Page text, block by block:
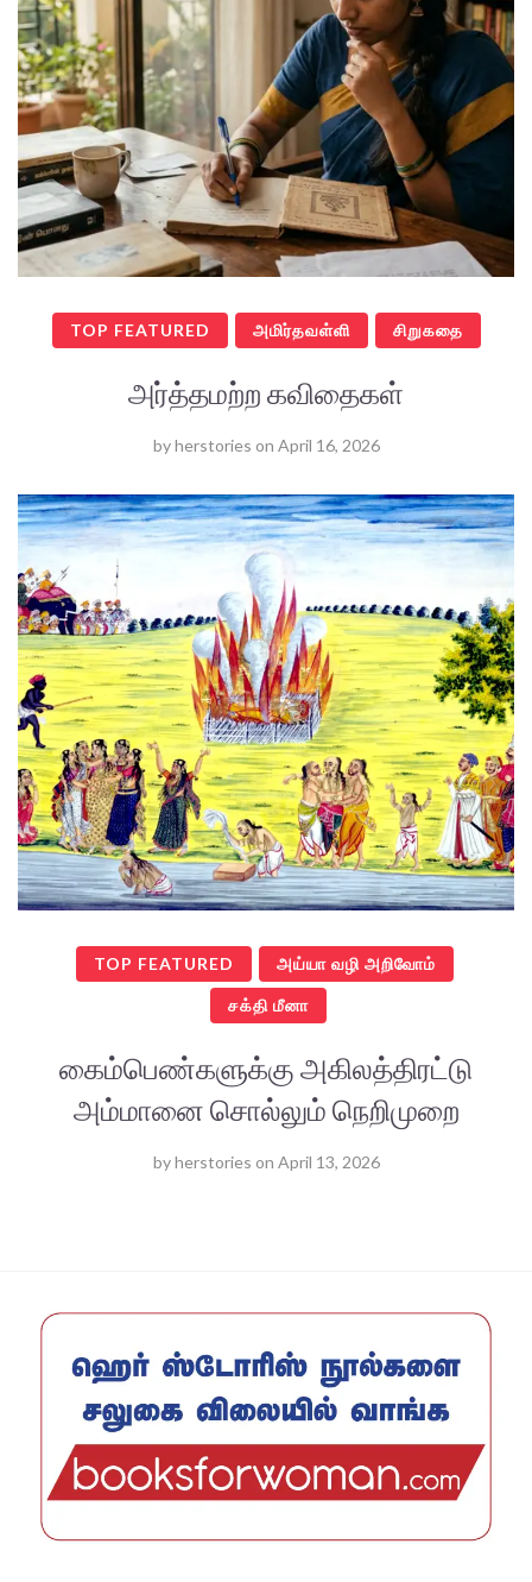
TOP FEATURED அமிர்தவள்ளி சிறுகதை
அர்த்தமற்ற கவிதைகள்
byherstories on April 16, 2026
TOP FEATURED அய்யா வழி அறிவோம்
சக்தி மீனா
கைம்பெண்களுக்கு அகிலத்திரட்டு
அம்மானை சொல்லும் நெறிமுறை
byherstories on April 13, 2026